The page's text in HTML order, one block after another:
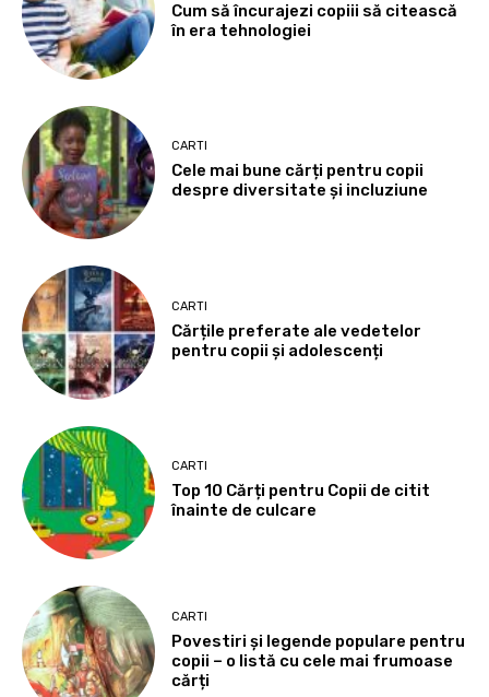
Cum să încurajezi copiii să citească
în era tehnologiei
CARTI
Cele mai bune cărți pentru copii
despre diversitate și incluziune
CARTI
Cărțile preferate ale vedetelor
pentru copii și adolescenți
CARTI
Top 10 Cărți pentru Copii de citit
înainte de culcare
CARTI
Povestiri și legende populare pentru
copii – o listă cu cele mai frumoase
cărți